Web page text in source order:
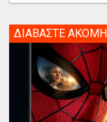
ΔΙΑΒΑΣΤΕ ΑΚΟΜΗ